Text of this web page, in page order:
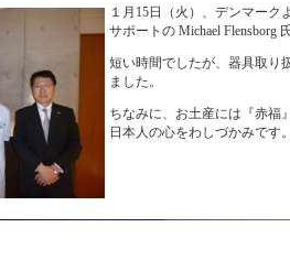
１月15日（火）、デンマーク
サポートの Michael Flensborg
短い時間でしたが、器具取り
ました。
ちなみに、お土産には『赤福
日本人の心をわしづかみです